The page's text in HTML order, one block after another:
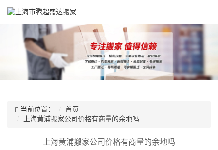
当前位置：
首页
上海黄浦搬家公司价格有商量的余地吗
上海黄浦搬家公司价格有商量的余地吗